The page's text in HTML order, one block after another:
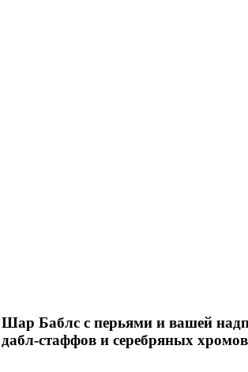
Шар Баблс с перьями и вашей
дабл-стаффов и серебряных хромов